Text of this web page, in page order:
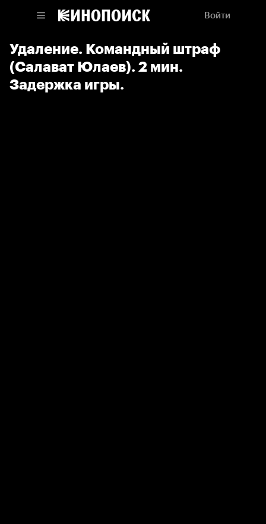
Войти
Удаление. Командный штраф
(Салават Юлаев). 2 мин.
Задержка игры.